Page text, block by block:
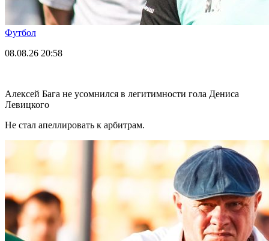
Футбол
08.08.26 20:58
Алексей Бага не усомнился в легитимности гола Дениса
Левицкого
Не стал апеллировать к арбитрам.